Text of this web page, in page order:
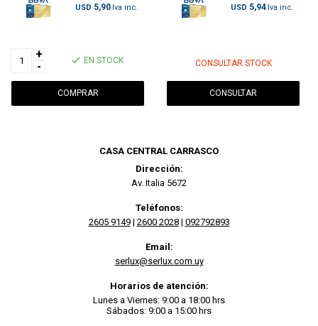
USD 5,90
+
-
EN STOCK
USD 5,94
CONSULTAR STOCK
CONSULTAR
CASA CENTRAL CARRASCO
Dirección:
Av. Italia 5672
Teléfonos:
2605 9149| 2600 2028| 092792893
Email:
serlux@serlux.com.uy
Horarios de atención:
Lunes a Viernes: 9:00 a 18:00 hrs
Sábados: 9:00 a 15:00 hrs